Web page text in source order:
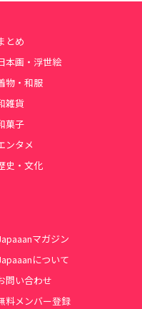
とめ
本画・浮世絵
物・和服
雑貨
菓子
ンタメ
史・文化
マガジン
について
問い合わせ
料メンバー登録